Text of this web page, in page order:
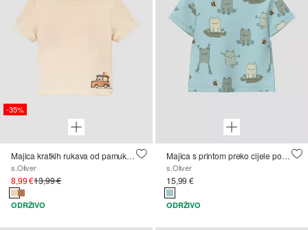
-35%
Majica kratkih rukava od pamuka s printom i aplikacijom
s.Oliver
8,99 €13,99 €
ODRŽIVO
Majica s printom preko cijele površine
s.Oliver
15,99 €
ODRŽIVO